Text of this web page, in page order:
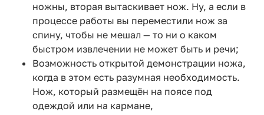
ножны, вторая вытаскивает нож. Ну, а если в
процессе работы вы переместили нож за
спину, чтобы не мешал — то ни о каком
быстром извлечении не может быть и речи;
Возможность открытой демонстрации ножа,
когда в этом есть разумная необходимость.
Нож, который размещён на поясе под
одеждой или на кармане,